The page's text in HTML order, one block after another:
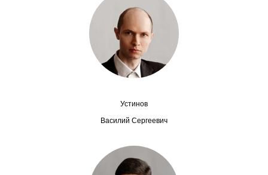
Редакционная этика
Информация для авторов
Общие требования
Стандарты оформления
Энергетический семинар
Устинов
Василий Сергеевич